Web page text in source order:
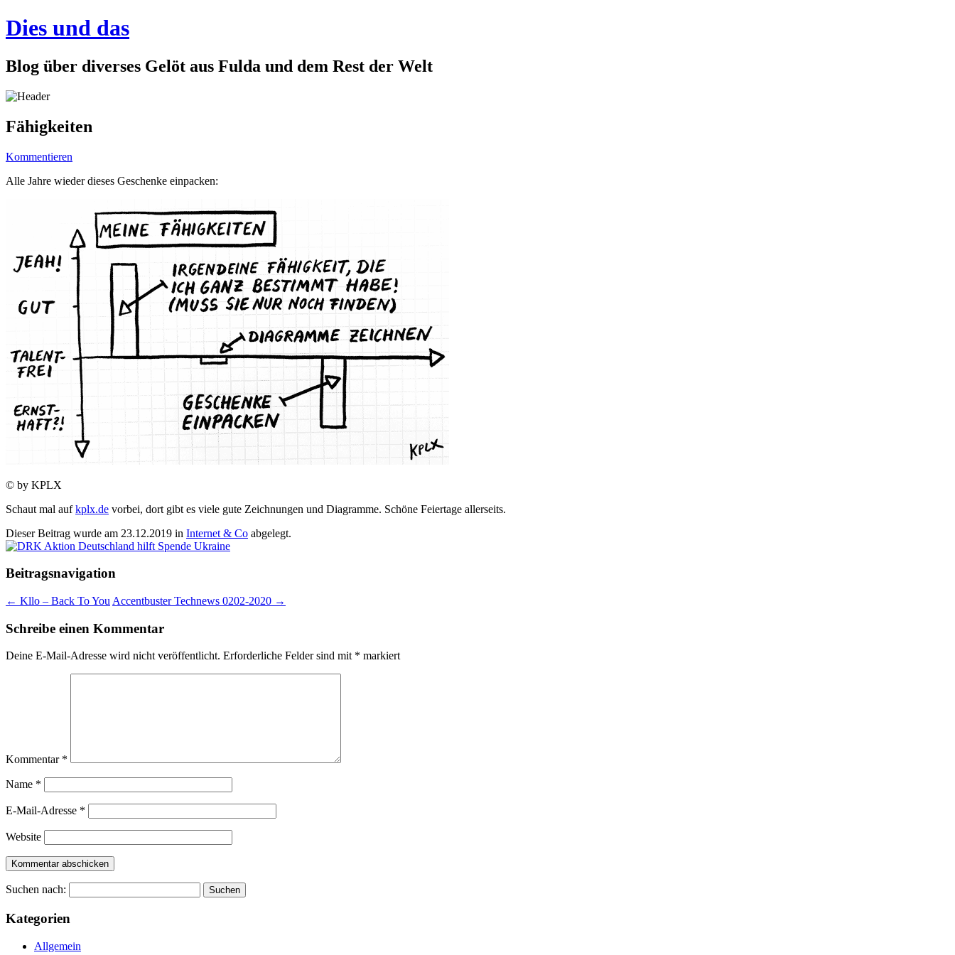
Dies und das
Blog über diverses Gelöt aus Fulda und dem Rest der Welt
Fähigkeiten
Kommentieren
Alle Jahre wieder dieses Geschenke einpacken:
© by KPLX
Schaut mal aufkplx.de vorbei, dort gibt es viele gute Zeichnungen und Diagramme. Schöne Feiertage allerseits.
Dieser Beitrag wurde am 23.12.2019 in Internet & Co abgelegt.
Beitragsnavigation
← Kllo – Back To You Accentbuster Technews 0202-2020 →
Schreibe einen Kommentar
Deine E-Mail-Adresse wird nicht veröffentlicht. Erforderliche Felder sind mit * markiert
Kommentar *
Name *
E-Mail-Adresse *
Website
Suchen nach:
Kategorien
Allgemein